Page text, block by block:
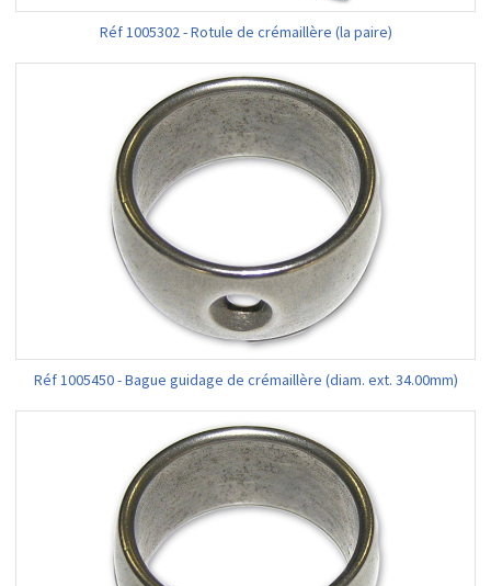
Réf 1005302 - Rotule de crémaillère (la paire)
Réf 1005450 - Bague guidage de crémaillère (diam. ext. 34.00mm)